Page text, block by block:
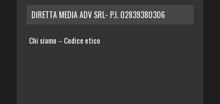
DIRETTA MEDIA ADV SRL- P.I. 02839380306
Chi siamo – Codice etico